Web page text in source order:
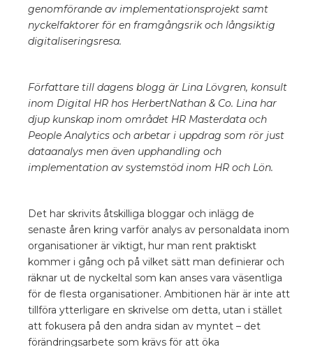
genomförande av implementationsprojekt samt
nyckelfaktorer för en framgångsrik och långsiktig
digitaliseringsresa.
Författare till dagens blogg är Lina Lövgren, konsult
inom Digital HR hos HerbertNathan & Co. Lina har
djup kunskap inom området HR Masterdata och
People Analytics och arbetar i uppdrag som rör just
dataanalys men även upphandling och
implementation av systemstöd inom HR och Lön.
Det har skrivits åtskilliga bloggar och inlägg de
senaste åren kring varför analys av personaldata inom
organisationer är viktigt, hur man rent praktiskt
kommer i gång och på vilket sätt man definierar och
räknar ut de nyckeltal som kan anses vara väsentliga
för de flesta organisationer. Ambitionen här är inte att
tillföra ytterligare en skrivelse om detta, utan i stället
att fokusera på den andra sidan av myntet – det
förändringsarbete som krävs för att öka